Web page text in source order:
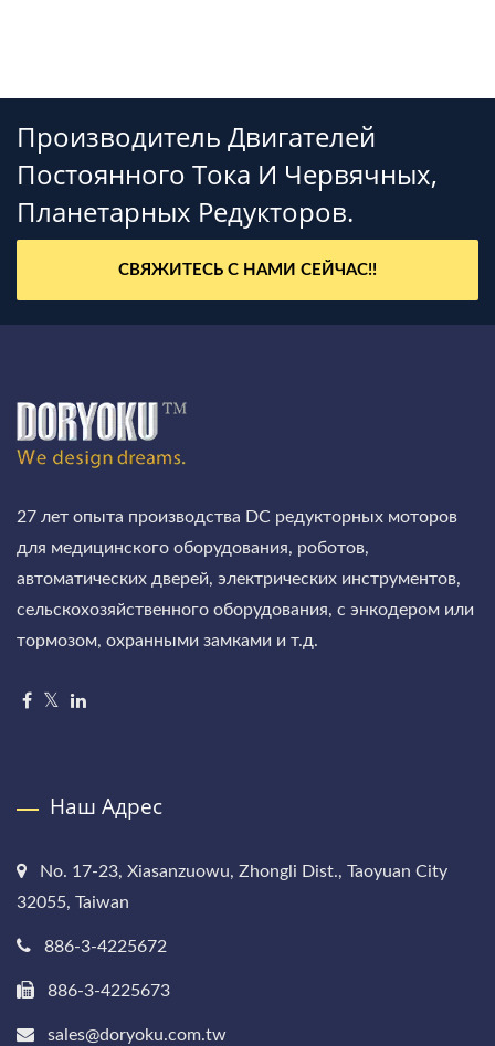
Производитель Двигателей
Постоянного Тока И Червячных,
Планетарных Редукторов.
СВЯЖИТЕСЬ С НАМИ СЕЙЧАС!!
27 лет опыта производства DC редукторных моторов
для медицинского оборудования, роботов,
автоматических дверей, электрических инструментов,
сельскохозяйственного оборудования, с энкодером или
тормозом, охранными замками и т.д.
Наш Адрес
No. 17-23, Xiasanzuowu, Zhongli Dist., Taoyuan City
32055, Taiwan
886-3-4225672
886-3-4225673
sales@doryoku.com.tw